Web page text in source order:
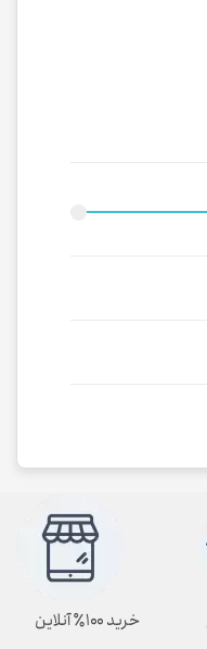
خرید ۱۰۰٪ آنلاین